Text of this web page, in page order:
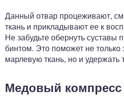
Данный отвар процеживают,
ткань и прикладывают ее к
Не забудьте обернуть суставы
бинтом. Это поможет не только
марлевую ткань, но и удержать
Медовый компресс